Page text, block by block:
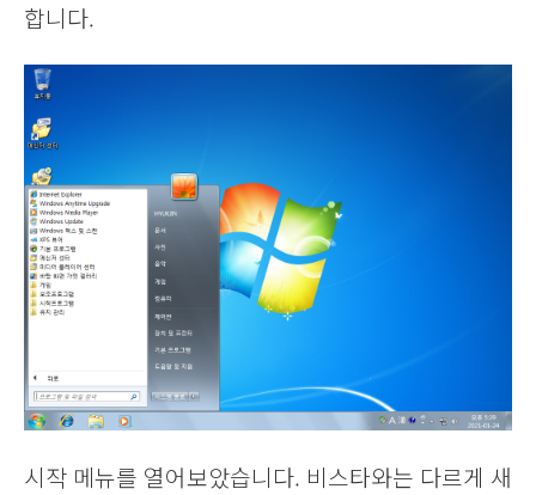
합니다.
시작 메뉴를 열어보았습니다. 비스타와는 다르게 새